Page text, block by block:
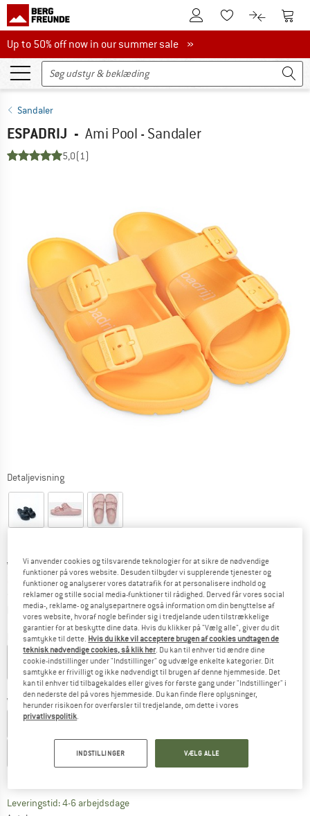
Til kundekontoenTil huskesedlen.
Til Til
Up to 50% off now in our summer sale
Up to 50% off now in our summer sale »
Sandaler
ESPADRIJ - Ami Pool - Sandaler
5,0(1)
Detaljevisning
Original pris :
44,95€
Pris:
26,97€ inkl. moms.
KR201,61
plus ForsendelsesomkostningerOplysninger om
Farve:Melon
22% 25% 25% 25% 40%
Vælg en størrelse:
EU39 EU40
46
Leveringstid: 4-6 arbejdsdageLinket åbnes i en infoboks og indeholder
Vi anvender cookies og tilsvarende teknologier for at sikre de nødvendige
funktioner på vores website. Desuden tilbyder vi supplerende tjenester og
funktioner og analyserer vores datatrafik for at personalisere indhold og
reklamer og stille social media-funktioner til rådighed. Derved får vores social
media-, reklame- og analysepartnere også information om din benyttelse af
vores website, hvoraf nogle befinder sig i tredjelande uden tilstrækkelige
garantier for at beskytte dine data. Hvis du klikker på "Vælg alle", giver du dit
samtykke til dette. Hvis du ikke vil acceptere brugen af cookies undtagen de
teknisk nødvendige cookies, så klik her . Du kan til enhver tid ændre dine
cookie-indstillinger under "Indstillinger" og udvælge enkelte kategorier. Dit
samtykke er frivilligt og ikke nødvendigt til brugen af denne hjemmeside. Det
kan til enhver tid tilbagekaldes eller gives for første gang under "Indstillinger" i
den nederste del på vores hjemmeside. Du kan finde flere oplysninger,
herunder risikoen for overførsler til tredjelande, om dette i vores
privatlivspolitik
INDSTILLINGER VÆLG ALLE